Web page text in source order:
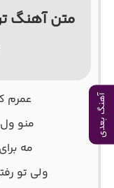
آهنگ بعدی
متن آهنگ
ﻋﻤﺮم
ﻣﻨﻮ
ﻣﻪ
وﻟﻰ ﺗﻮ